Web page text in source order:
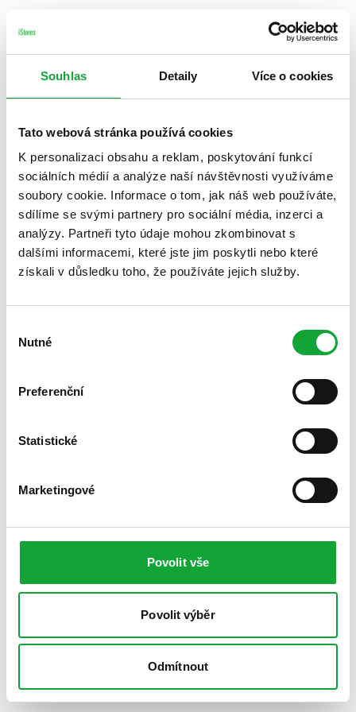
Souhlas Detaily Více o cookies
Tato webová stránka používá cookies
K personalizaci obsahu a reklam, poskytování funkcí
sociálních médií a analýze naší návštěvnosti využíváme
soubory cookie. Informace o tom, jak náš web používáte,
sdílíme se svými partnery pro sociální média, inzerci a
analýzy. Partneři tyto údaje mohou zkombinovat s
dalšími informacemi, které jste jim poskytli nebo které
získali v důsledku toho, že používáte jejich služby.
souhlasu
Nutné
Preferenční
Statistické
Marketingové
Povolit vše
Povolit výběr
Odmítnout